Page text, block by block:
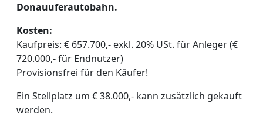
Donauuferautobahn.
Kosten:
Kaufpreis: € 657.700,- exkl. 20% USt. für Anleger (€
720.000,- für Endnutzer)
Provisionsfrei für den Käufer!
Ein Stellplatz um € 38.000,- kann zusätzlich gekauft
werden.